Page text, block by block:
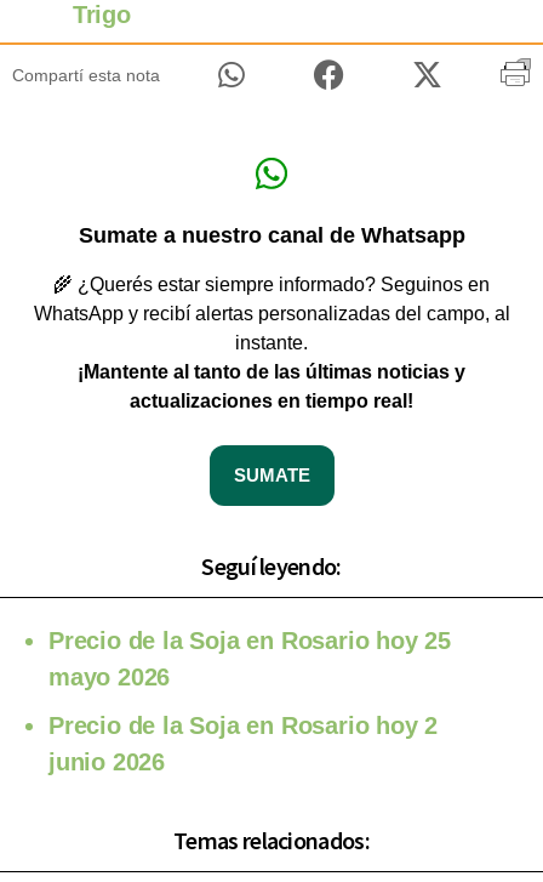
Trigo
Compartí esta nota
Sumate a nuestro canal de Whatsapp
🌾 ¿Querés estar siempre informado? Seguinos en
WhatsApp y recibí alertas personalizadas del campo, al
instante.
¡Mantente al tanto de las últimas noticias y
actualizaciones en tiempo real!
SUMATE
Seguí leyendo:
Precio de la Soja en Rosario hoy 25
mayo 2026
Precio de la Soja en Rosario hoy 2
junio 2026
Temas relacionados: